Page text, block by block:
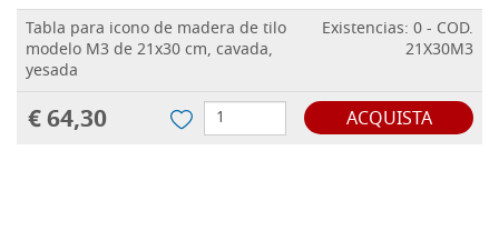
Tabla para icono de madera de tilo
modelo M3 de 21x30 cm, cavada,
yesada
Existencias: 0 - COD.
21X30M3
€ 64,30 ACQUISTA